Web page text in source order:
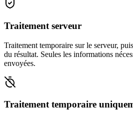
Traitement serveur
Traitement temporaire sur le serveur,
du résultat. Seules les informations
envoyées.
Traitement temporaire